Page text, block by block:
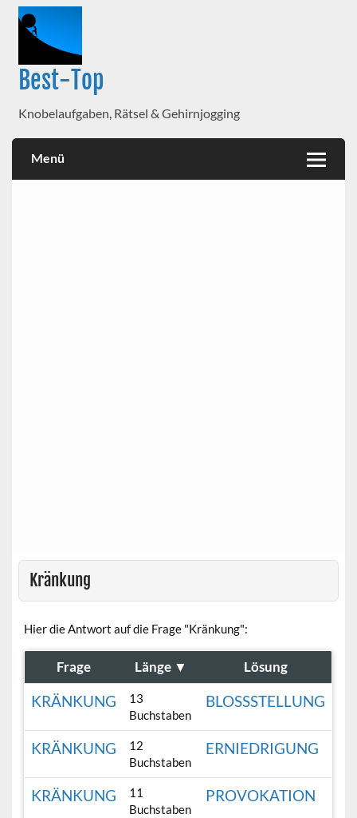
Best-Top
Knobelaufgaben, Rätsel & Gehirnjogging
Menü
Kränkung
Hier die Antwort auf die Frage "Kränkung":
Frage Länge ▼ Lösung
KRÄNKUNG
13
Buchstaben
BLOSSSTELLUNG
KRÄNKUNG
12
Buchstaben
ERNIEDRIGUNG
KRÄNKUNG
11
Buchstaben
PROVOKATION